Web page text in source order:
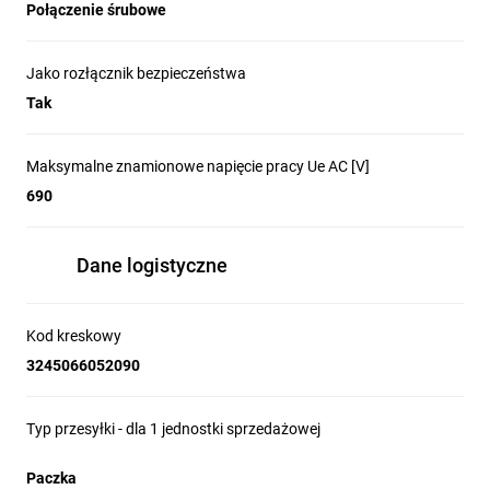
Połączenie śrubowe
Jako rozłącznik bezpieczeństwa
Tak
Maksymalne znamionowe napięcie pracy Ue AC [V]
690
Dane logistyczne
Kod kreskowy
3245066052090
Typ przesyłki - dla 1 jednostki sprzedażowej
Paczka